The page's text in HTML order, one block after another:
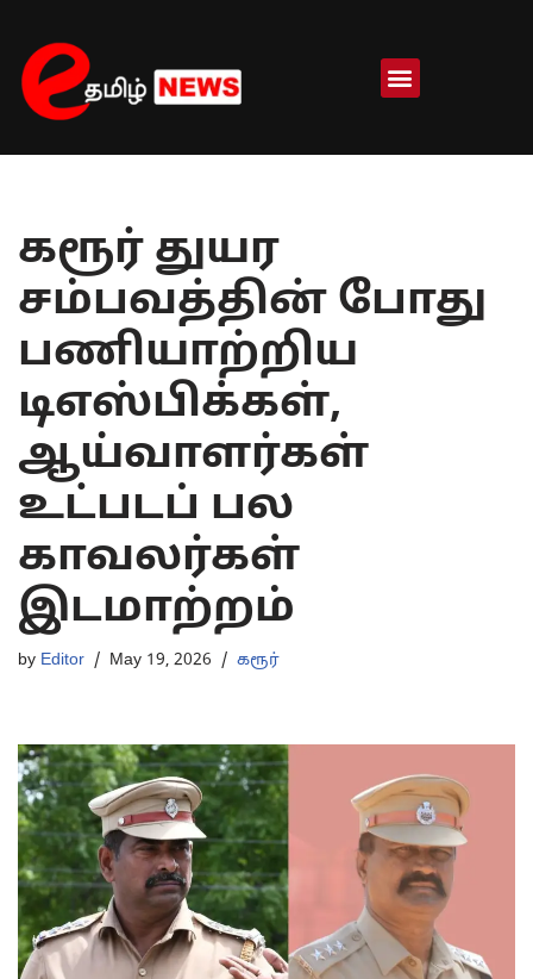
Skip
to
content
கரூர் துயர
சம்பவத்தின் போது
பணியாற்றிய
டிஎஸ்பிக்கள்,
ஆய்வாளர்கள்
உட்படப் பல
காவலர்கள்
இடமாற்றம்
by Editor May 19, 2026 கரூர்